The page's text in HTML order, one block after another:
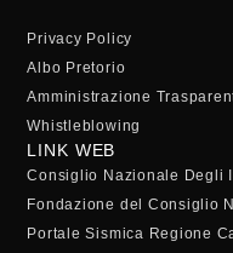
Privacy Policy
Albo Pretorio
Amministrazione
Whistleblowing
LINK WEB
Consiglio Nazionale Degli
Fondazione del Consiglio
Portale Sismica Regione